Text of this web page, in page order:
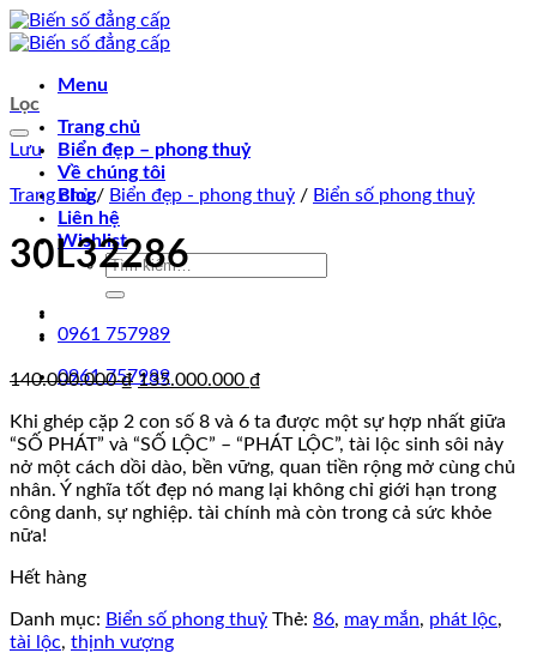
Chuyển
đến
dung
Menu
Trang chủ
Biển đẹp – phong thuỷ
Về chúng tôi
Blog
Liên hệ
Wishlist
Tìm
0961 757989
0961 757989
Lọc
Lưu
Trang chủ / Biển đẹp - phong thuỷ / Biển số phong thuỷ
30L32286
140.000.000₫ Giá
là:
140.000.000 ₫.
135.000.000 ₫
tại
là:
135.000.000 ₫.
Khi ghép cặp 2 con số 8 và 6 ta được một sự hợp nhất giữa
“SỐ PHÁT” và “SỐ LỘC” – “PHÁT LỘC”, tài lộc sinh sôi nảy
nở một cách dồi dào, bền vững, quan tiền rộng mở cùng chủ
nhân. Ý nghĩa tốt đẹp nó mang lại không chỉ giới hạn trong
công danh, sự nghiệp. tài chính mà còn trong cả sức khỏe
nữa!
Hết hàng
Danh mục: Biển số phong thuỷ Thẻ: 86, may mắn, phát lộc,
tài lộc, thịnh vượng